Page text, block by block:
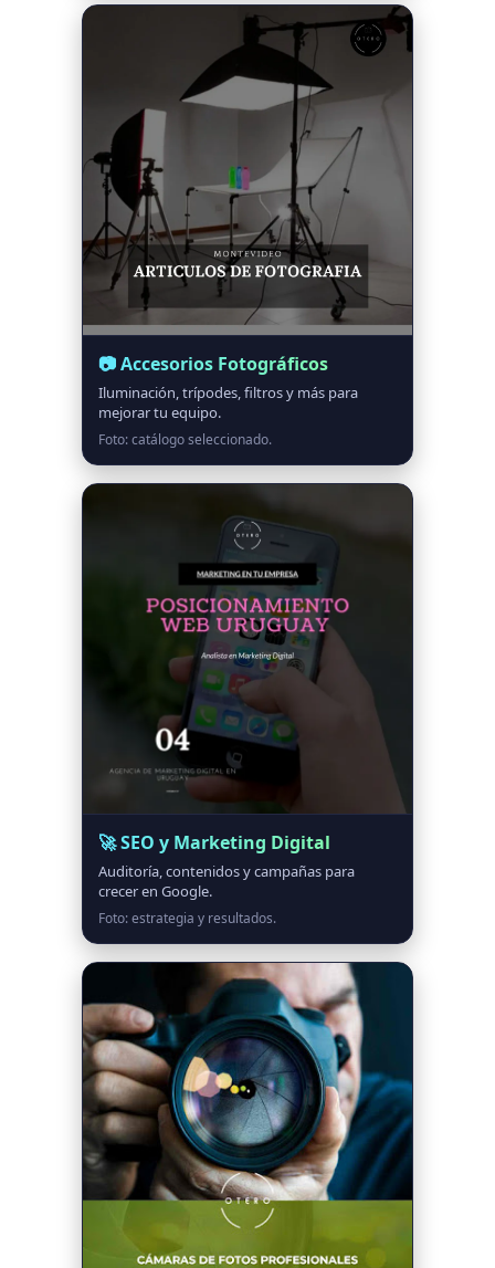
📷 Accesorios Fotográficos
Iluminación, trípodes, filtros y más para
mejorar tu equipo.
Foto: catálogo seleccionado.
🚀 SEO y Marketing Digital
Auditoría, contenidos y campañas para
crecer en Google.
Foto: estrategia y resultados.